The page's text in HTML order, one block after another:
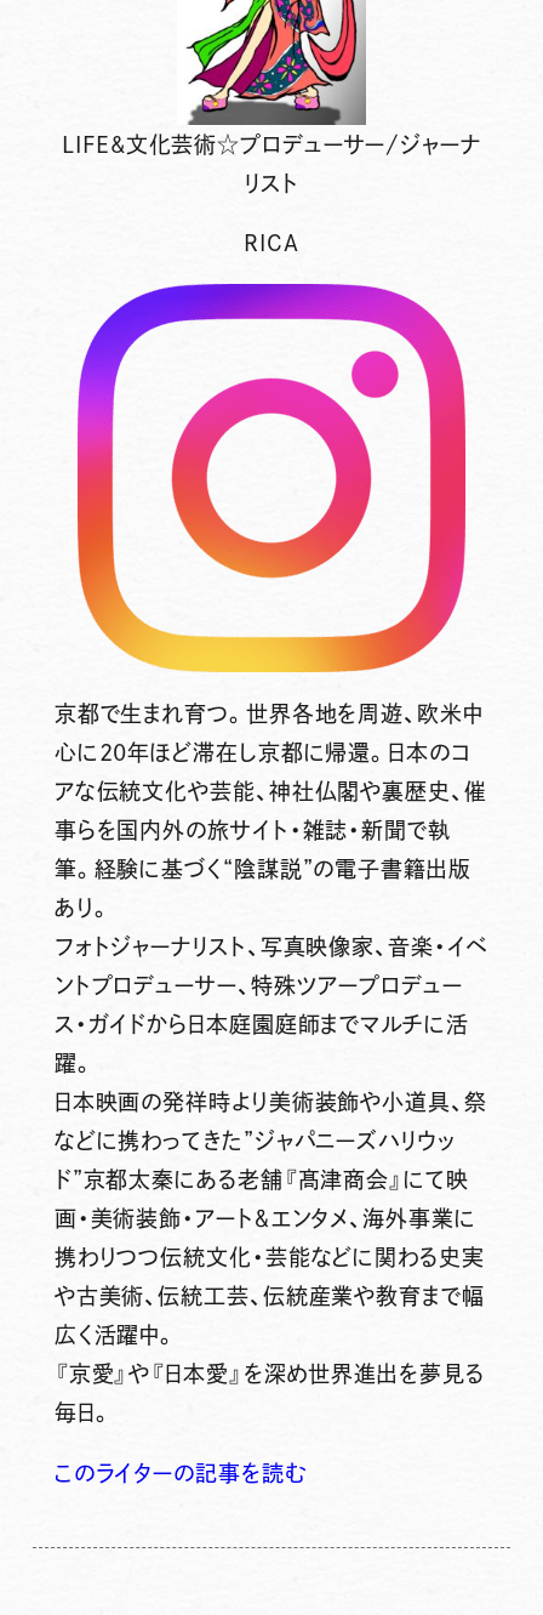
LIFE&文化芸術☆プロデューサー/ジャーナ
リスト
RICA
京都で生まれ育つ。世界各地を周遊、欧米中
心に20年ほど滞在し京都に帰還。日本のコ
アな伝統文化や芸能、神社仏閣や裏歴史、催
事らを国内外の旅サイト・雑誌・新聞で執
筆。経験に基づく“陰謀説”の電子書籍出版
あり。
フォトジャーナリスト、写真映像家、音楽・イベ
ントプロデューサー、特殊ツアープロデュー
ス・ガイドから日本庭園庭師までマルチに活
躍。
日本映画の発祥時より美術装飾や小道具、祭
などに携わってきた”ジャパニーズハリウッ
ド”京都太秦にある老舗『髙津商会』にて映
画・美術装飾・アート＆エンタメ、海外事業に
携わりつつ伝統文化・芸能などに関わる史実
や古美術、伝統工芸、伝統産業や教育まで幅
広く活躍中。
『京愛』や『日本愛』を深め世界進出を夢見る
毎日。
このライターの記事を読む